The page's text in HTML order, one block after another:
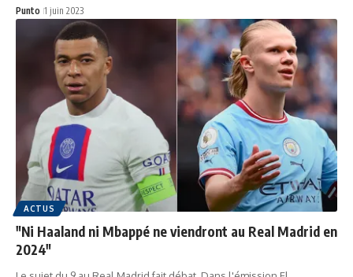
Punto 1 juin 2023
ACTUS
"Ni Haaland ni Mbappé ne viendront au Real Madrid en
2024"